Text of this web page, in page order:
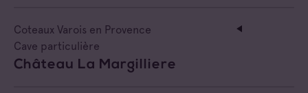
Coteaux Varois en Provence
Cave particulière
Château La Margilliere